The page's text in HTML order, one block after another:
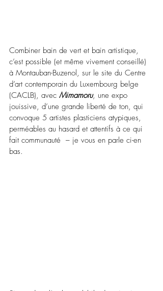
Combiner bain de vert et bain artistique,
c’est possible (et même vivement conseillé)
à Montauban-Buzenol, sur le site du Centre
d’art contemporain du Luxembourg belge
(CACLB), avec Mimamoru, une expo
jouissive, d’une grande liberté de ton, qui
convoque 5 artistes plasticiens atypiques,
perméables au hasard et attentifs à ce qui
fait communauté  – je vous en parle ci-en
bas.